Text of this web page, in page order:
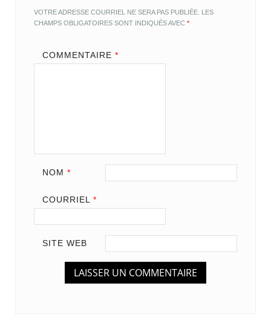
VOTRE ADRESSE COURRIEL NE SERA PAS PUBLIÉE. LES
CHAMPS OBLIGATOIRES SONT INDIQUÉS AVEC*
COMMENTAIRE *
NOM *
COURRIEL *
SITE WEB